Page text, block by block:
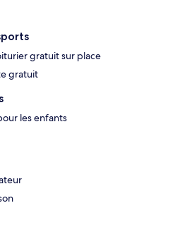
gratuit sur place
gratuit
les enfants